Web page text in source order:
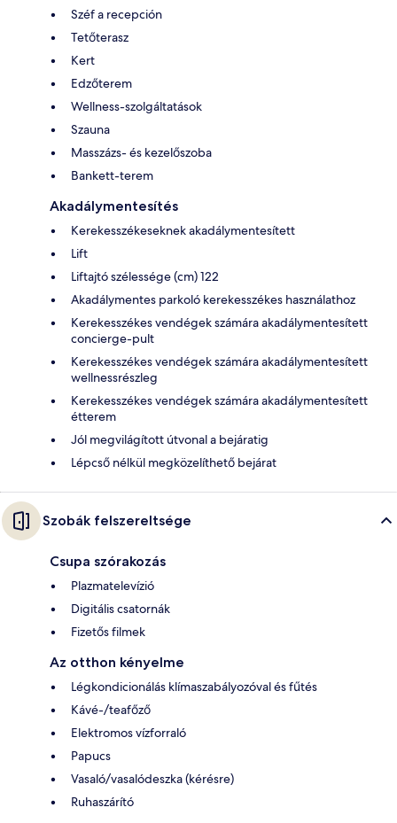
Széf a recepción
Tetőterasz
Kert
Edzőterem
Wellness-szolgáltatások
Szauna
Masszázs- és kezelőszoba
Bankett-terem
Akadálymentesítés
Kerekesszékeseknek akadálymentesített
Lift
Liftajtó szélessége (cm) 122
Akadálymentes parkoló kerekesszékes használathoz
Kerekesszékes vendégek számára akadálymentesített
concierge-pult
Kerekesszékes vendégek számára akadálymentesített
wellnessrészleg
Kerekesszékes vendégek számára akadálymentesített
étterem
Jól megvilágított útvonal a bejáratig
Lépcső nélkül megközelíthető bejárat
Szobák felszereltsége
Csupa szórakozás
Plazmatelevízió
Digitális csatornák
Fizetős filmek
Az otthon kényelme
Légkondicionálás klímaszabályozóval és fűtés
Kávé-/teafőző
Elektromos vízforraló
Papucs
Vasaló/vasalódeszka (kérésre)
Ruhaszárító